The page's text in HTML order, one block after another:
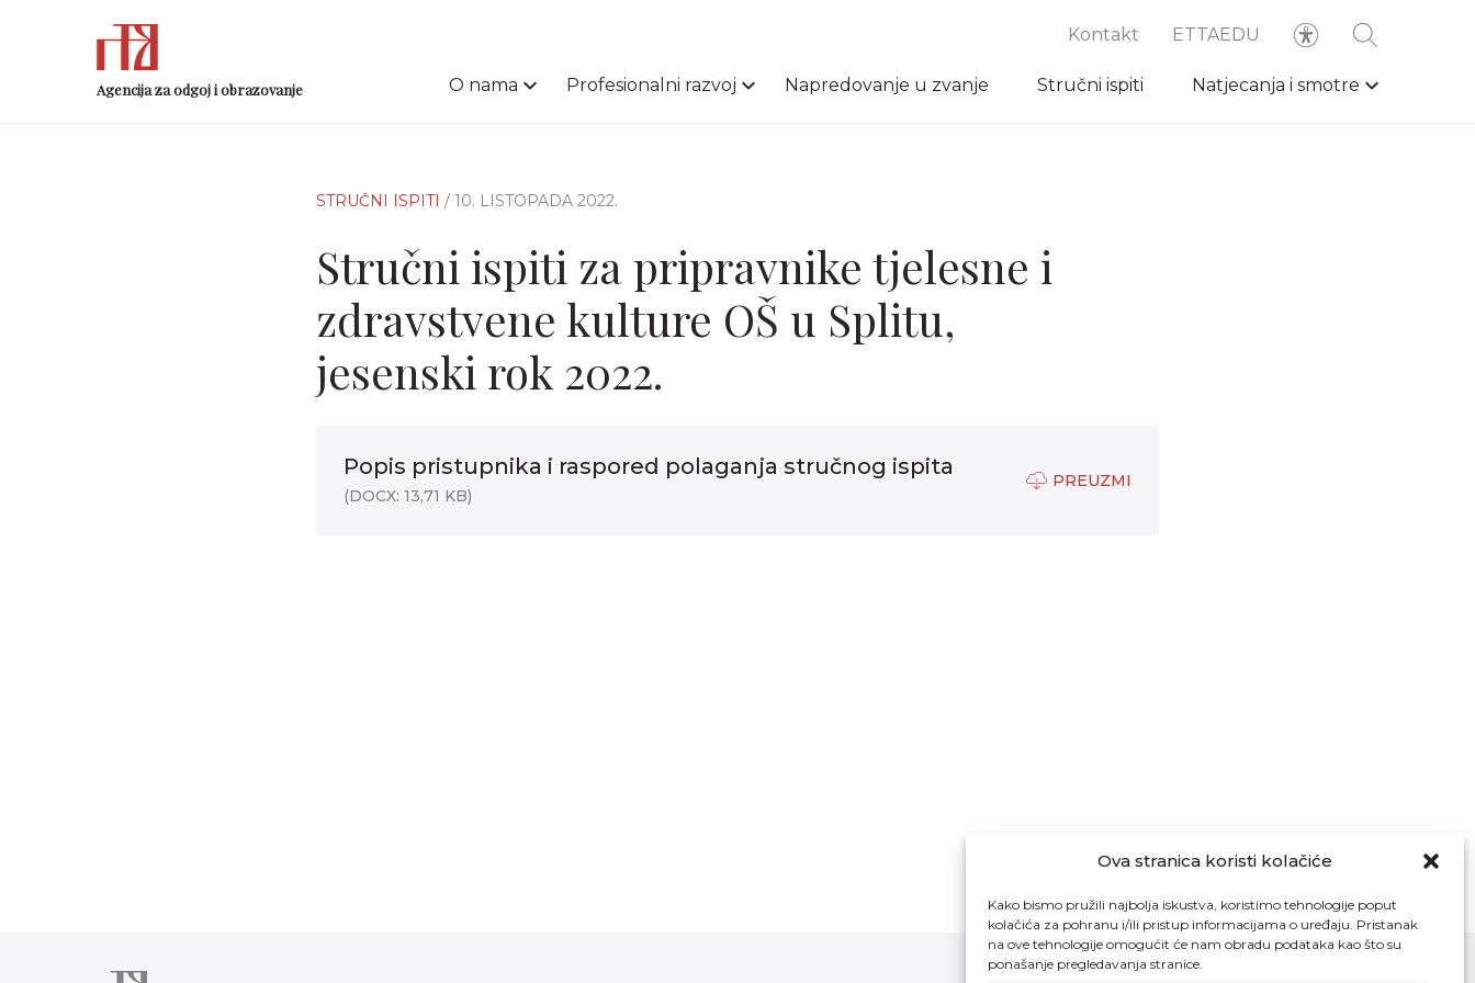
Ova stranica koristi kolačiće
Kako bismo pružili najbolja iskustva, koristimo tehnologije poput
kolačića za pohranu i/ili pristup informacijama o uređaju. Pristanak
na ove tehnologije omogućit će nam obradu podataka kao što su
ponašanje pregledavanja stranice.
Agencija za odgoj i obrazovanje
Kontakt ETTAEDU
O nama Profesionalni razvoj Napredovanje u zvanje Stručni ispiti Natjecanja i smotre
STRUČNI ISPITI / 10. LISTOPADA 2022.
Stručni ispiti za pripravnike tjelesne i
zdravstvene kulture OŠ u Splitu,
jesenski rok 2022.
Popis pristupnika i raspored polaganja stručnog ispita
(DOCX: 13,71 KB)
PREUZMI